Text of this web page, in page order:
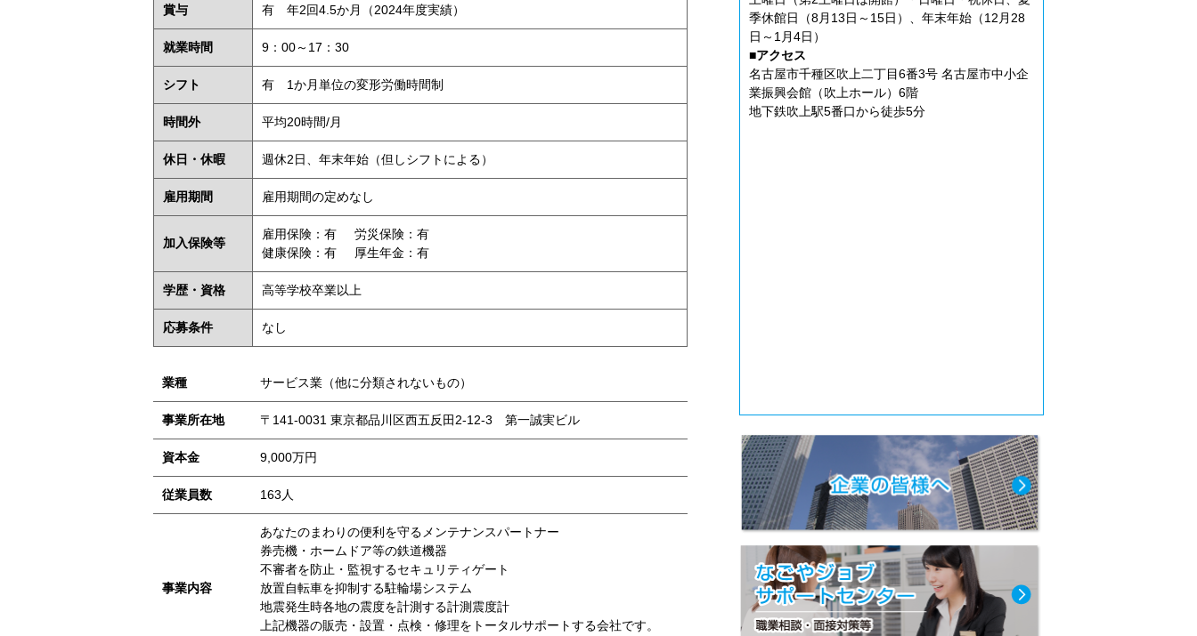
賞与 有 年2回4.5か月（2024年度実績）
就業時間 9：00～17：30
シフト 有 1か月単位の変形労働時間制
時間外 平均20時間/月
休日・休暇 週休2日、年末年始（但しシフトによる）
雇用期間 雇用期間の定めなし
加入保険等
雇用保険：有
労災保険：有
健康保険：有
厚生年金：有
学歴・資格 高等学校卒業以上
応募条件 なし
業種 サービス業（他に分類されないもの）
事業所在地 〒141-0031 東京都品川区西五反田2-12-3 第一誠実ビル
資本金 9,000万円
従業員数 163人
事業内容
あなたのまわりの便利を守るメンテナンスパートナー
券売機・ホームドア等の鉄道機器
不審者を防止・監視するセキュリティゲート
放置自転車を抑制する駐輪場システム
地震発生時各地の震度を計測する計測震度計
上記機器の販売・設置・点検・修理をトータルサポートする会社です。
季休館日（8月13日～15日）、年末年始（12月28
日～1月4日）
■アクセス
名古屋市千種区吹上二丁目6番3号 名古屋市中小企
業振興会館（吹上ホール）6階
地下鉄吹上駅5番口から徒歩5分